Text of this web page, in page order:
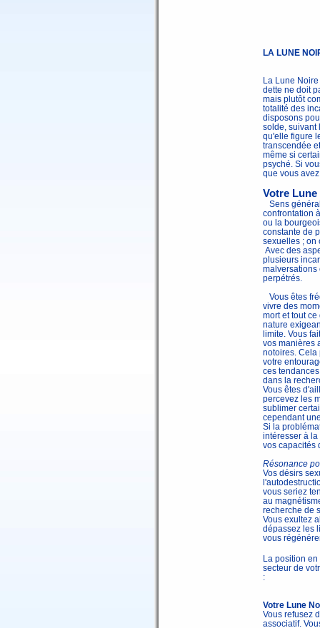
LA LUNE
La Lune
dette ne doit
mais plutôt
totalité des
disposons
solde, suivant
qu'elle figure
transcendée
même si
psyché. Si
que vous
Votre
Sens
confrontation
ou la
constante de
sexuelles ; on
Avec des
plusieurs
malversations
perpétrés.
Vous êtes
vivre des
mort et tout
nature
limite. Vous
vos manières
notoires. Cela
votre
ces
dans la
Vous êtes
percevez les
sublimer
cependant
Si la
intéresser à
vos capacités
Résonance
Vos désirs
vous seriez
au
recherche de
Vous exultez
dépassez les
vous
La position
secteur de
:
Votre Lune
Vous refusez
associatif.